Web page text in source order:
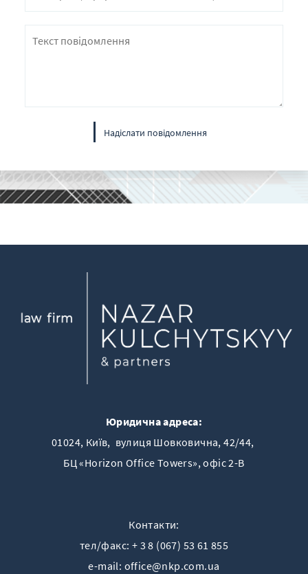
Юридична адреса:
01024, Київ, вулиця Шовковична, 42/44,
БЦ «Horizon Offiсe Towers», офіс 2-B
Контакти:
тел/факс: + 3 8 (067) 53 61 855
e-mail: office@nkp.com.ua